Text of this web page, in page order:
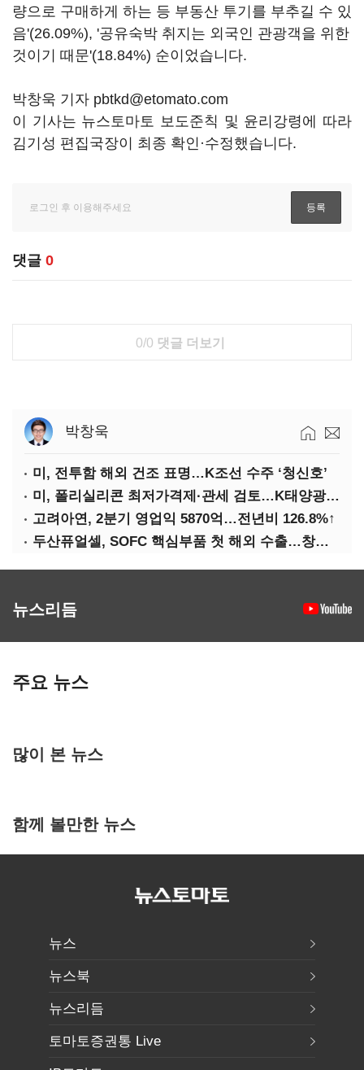
량으로 구매하게 하는 등 부동산 투기를 부추길 수 있
음'(26.09%), '공유숙박 취지는 외국인 관광객을 위한
것이기 때문'(18.84%) 순이었습니다.
박창욱 기자 pbtkd@etomato.com
이 기사는 뉴스토마토 보도준칙 및 윤리강령에 따라
김기성 편집국장이 최종 확인·수정했습니다.
댓글 0
0/0 댓글 더보기
박창욱
미, 전투함 해외 건조 표명…K조선 수주 ‘청신호’
미, 폴리실리콘 최저가격제·관세 검토…K태양광 입지 확대 기대
고려아연, 2분기 영업익 5870억…전년비 126.8%↑
두산퓨얼셀, SOFC 핵심부품 첫 해외 수출…창사 이래 최대 규모
뉴스리듬
주요 뉴스
많이 본 뉴스
함께 볼만한 뉴스
뉴스
뉴스북
뉴스리듬
토마토증권통 Live